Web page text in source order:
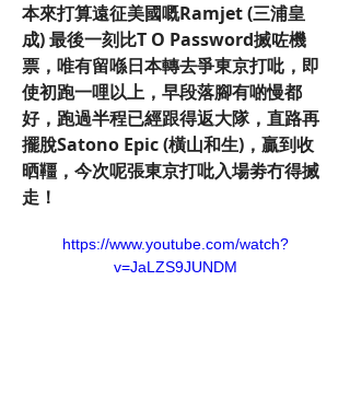
本來打算遠征美國嘅Ramjet (三浦皇
成) 最後一刻比T O Password搣咗機
票，唯有留喺日本轉去爭東京打吡，即
使初跑一哩以上，早段落腳有啲慢都
好，跑過半程已經跟得返大隊，直路再
擺脫Satono Epic (橫山和生)，贏到收
晒韁，今次呢張東京打吡入場劵冇得搣
走！
https://www.youtube.com/watch?
v=JaLZS9JUNDM